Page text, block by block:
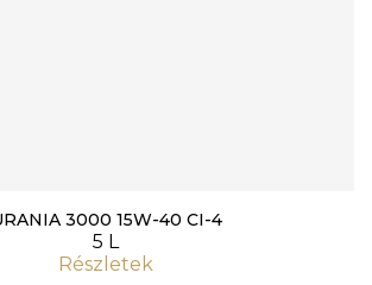
3000 15W-40 CI-4
5 L
Részletek